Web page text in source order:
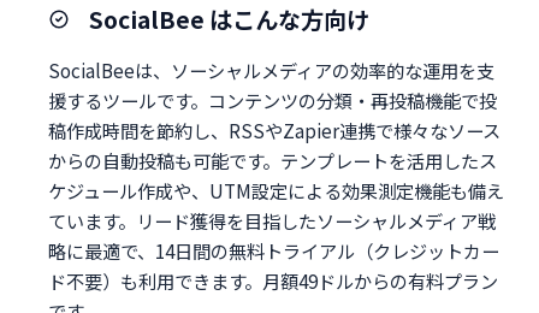
SocialBee はこんな方向け
SocialBeeは、ソーシャルメディアの効率的な運用を支
援するツールです。コンテンツの分類・再投稿機能で投
稿作成時間を節約し、RSSやZapier連携で様々なソース
からの自動投稿も可能です。テンプレートを活用したス
ケジュール作成や、UTM設定による効果測定機能も備え
ています。リード獲得を目指したソーシャルメディア戦
略に最適で、14日間の無料トライアル（クレジットカー
ド不要）も利用できます。月額49ドルからの有料プラン